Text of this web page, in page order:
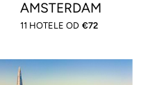
AMSTERDAM
11 HOTELE OD €72